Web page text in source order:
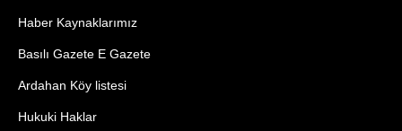
Haber Kaynaklarımız
Basılı Gazete E Gazete
Ardahan Köy listesi
Hukuki Haklar